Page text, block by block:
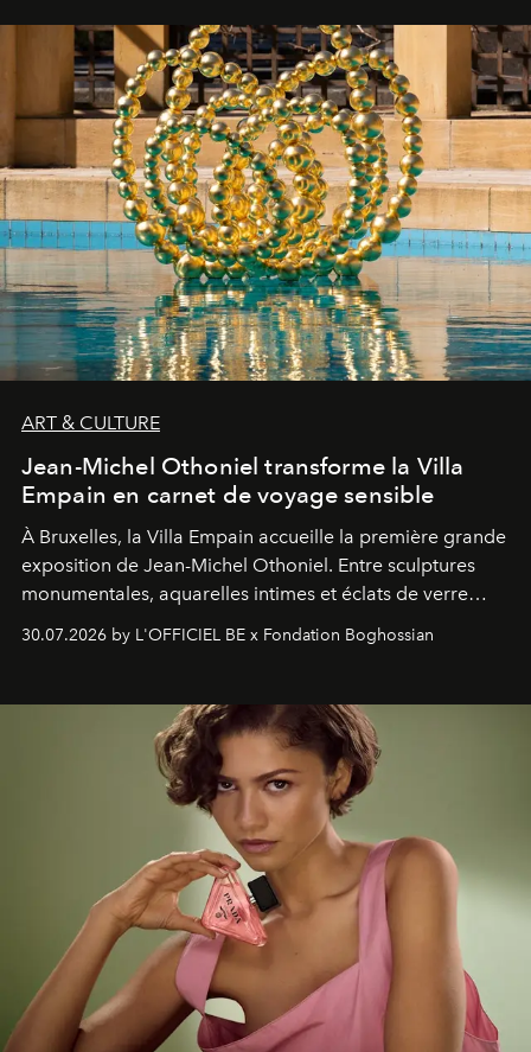
ART & CULTURE
Jean-Michel Othoniel transforme la Villa
Empain en carnet de voyage sensible
À Bruxelles, la Villa Empain accueille la première grande
exposition de Jean-Michel Othoniel. Entre sculptures
monumentales, aquarelles intimes et éclats de verre
soufflé, l’artiste français compose un itinéraire
émotionnel où chaque œuvre devient le souvenir
émerveillement.
30.07.2026 by L'OFFICIEL BE x Fondation Boghossian